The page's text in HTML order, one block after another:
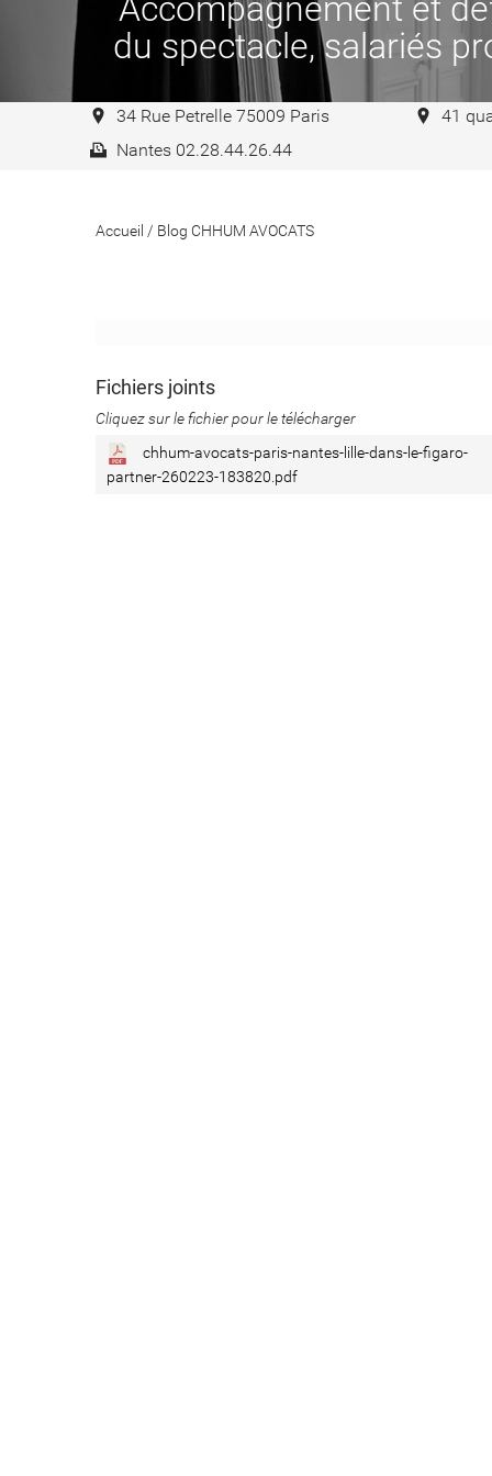
Accompagnement et
du spectacle, salariés
34 Rue Petrelle 75009 Paris
41
Nantes 02.28.44.26.44
Accueil / Blog CHHUM AVOCATS
Fichiers joints
Cliquez sur le fichier pour le télécharger
chhum-avocats-paris-nantes-lille-dans-le-figaro-
partner-260223-183820.pdf